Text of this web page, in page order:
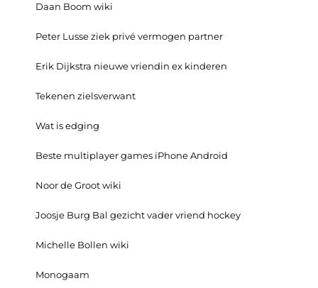
Daan Boom wiki
Peter Lusse ziek privé vermogen partner
Erik Dijkstra nieuwe vriendin ex kinderen
Tekenen zielsverwant
Wat is edging
Beste multiplayer games iPhone Android
Noor de Groot wiki
Joosje Burg Bal gezicht vader vriend hockey
Michelle Bollen wiki
Monogaam